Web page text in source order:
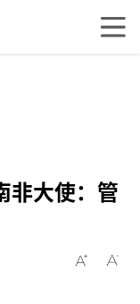
非大使：管